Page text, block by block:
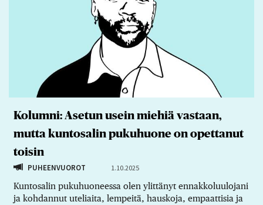
Kolumni: Asetun usein miehiä vastaan,
mutta kuntosalin pukuhuone on opettanut
toisin
PUHEENVUOROT 1.10.2025
Kuntosalin pukuhuoneessa olen ylittänyt ennakkoluulojani
ja kohdannut uteliaita, lempeitä, hauskoja, empaattisia ja